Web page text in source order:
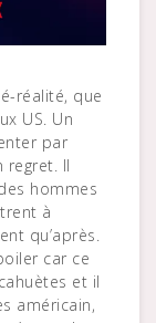
réalité, que
US. Un
par
regret. Il
hommes
à
qu’après.
car ce
et il
américain,